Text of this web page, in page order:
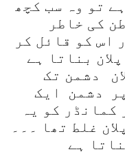
تو وہ سب کچھ
کی خاطر
اس کو قائل کر
بناتا ہے
دشمن تک
پر دشمن ایک
کمانڈر کو یہ
غلط تھا ۔۔۔
ہے